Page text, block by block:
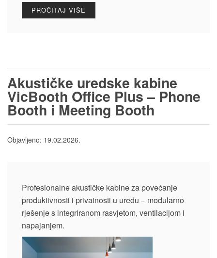
PROČITAJ VIŠE
Akustičke uredske kabine
VicBooth Office Plus – Phone
Booth i Meeting Booth
Objavljeno: 19.02.2026.
Profesionalne akustičke kabine za povećanje
produktivnosti i privatnosti u uredu – modularno
rješenje s integriranom rasvjetom, ventilacijom i
napajanjem.